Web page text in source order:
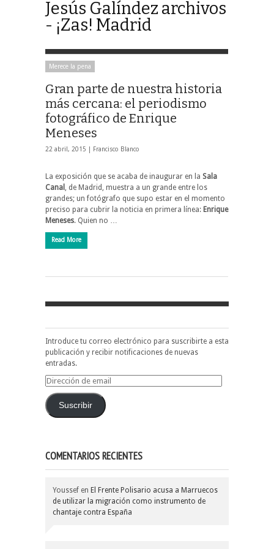
Jesús Galíndez archivos
- ¡Zas! Madrid
Merece la pena
Gran parte de nuestra historia
más cercana: el periodismo
fotográfico de Enrique
Meneses
22 abril, 2015 | Francisco Blanco
La exposición que se acaba de inaugurar en la Sala
Canal
, de Madrid, muestra a un grande entre los
grandes; un fotógrafo que supo estar en el momento
preciso para cubrir la noticia en primera línea: Enrique
Meneses. Quien no …
Read More
Introduce tu correo electrónico para suscribirte a esta
publicación y recibir notificaciones de nuevas
entradas.
Dirección
emailSuscribir
COMENTARIOS RECIENTES
Youssef en El Frente Polisario acusa a Marruecos
de utilizar la migración como instrumento de
chantaje contra España